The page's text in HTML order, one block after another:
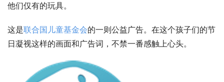
他们仅有的玩具。
这是联合国儿童基金会的一则公益广告。在这个孩子们的节
日凝视这样的画面和广告词，不禁一番感触上心头。